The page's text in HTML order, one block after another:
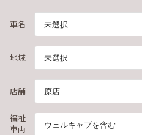
車名
地域
店舗
福祉
車両